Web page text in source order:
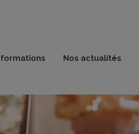
formations Nos actualités